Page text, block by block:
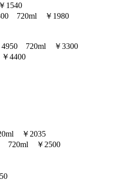
1540
720ml ￥1980
720ml ￥3300
4400
￥2035
720ml ￥2500